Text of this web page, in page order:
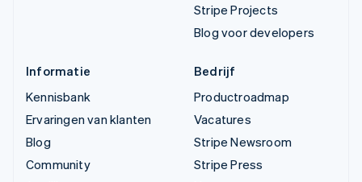
Stripe Projects
Blog voor developers
Informatie
Kennisbank
Ervaringen van klanten
Blog
Community
Bedrijf
Productroadmap
Vacatures
Stripe Newsroom
Stripe Press